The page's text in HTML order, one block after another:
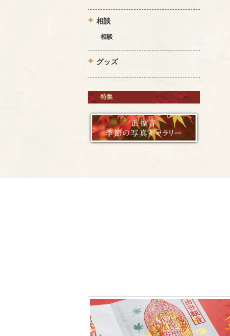
相談
相談
グッズ
特集